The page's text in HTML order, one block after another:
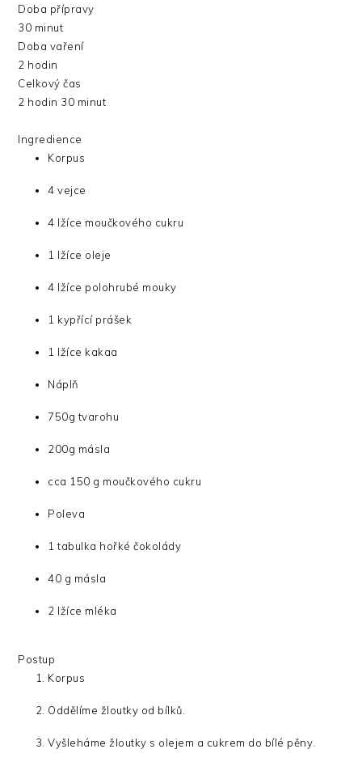
Doba přípravy
30 minut
Doba vaření
2 hodin
Celkový čas
2 hodin 30 minut
Ingredience
Korpus
4 vejce
4 lžíce moučkového cukru
1 lžíce oleje
4 lžíce polohrubé mouky
1 kypřící prášek
1 lžíce kakaa
Náplň
750g tvarohu
200g másla
cca 150 g moučkového cukru
Poleva
1 tabulka hořké čokolády
40 g másla
2 lžíce mléka
Postup
Korpus
Oddělíme žloutky od bílků.
Vyšleháme žloutky s olejem a cukrem do bílé pěny.